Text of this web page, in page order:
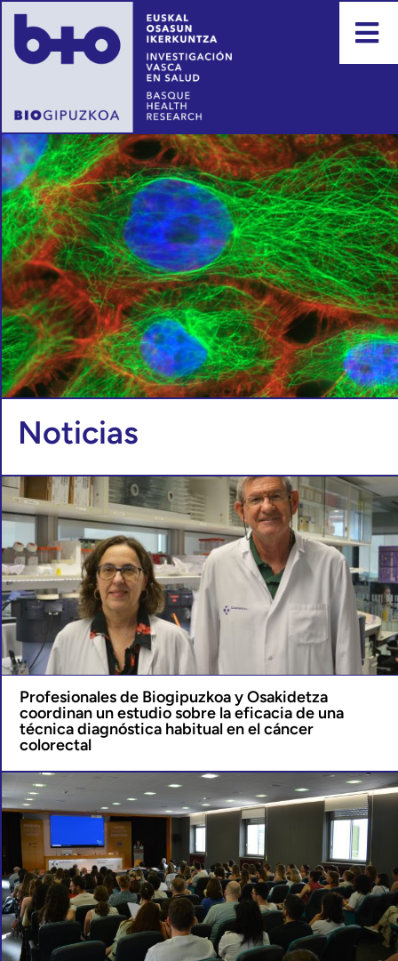
Noticias
Profesionales de Biogipuzkoa y Osakidetza
coordinan un estudio sobre la eficacia de una
técnica diagnóstica habitual en el cáncer
colorectal